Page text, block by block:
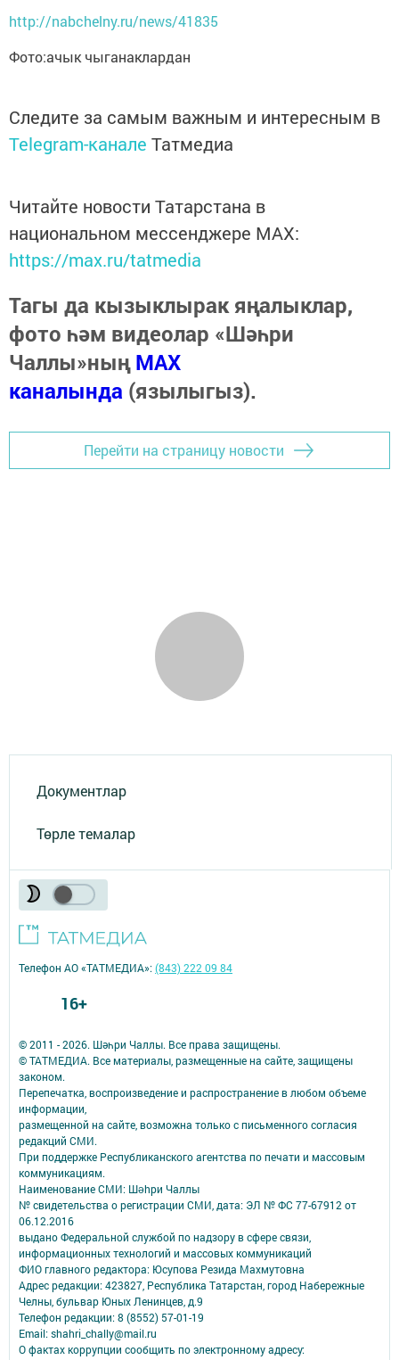
http://nabchelny.ru/news/41835
Фото:ачык чыганаклардан
Следите за самым важным и интересным в
Telegram-канале Татмедиа
Читайте новости Татарстана в
национальном мессенджере MАХ:
https://max.ru/tatmedia
Тагы да кызыклырак яңалыклар,
фото һәм видеолар «Шәһри
Чаллы»ныңMAX
каналында (язылыгыз).
Перейти на страницу новости
Документлар
Төрле темалар
© 2011 - 2026. Шәһри Чаллы. Все права защищены.
© ТАТМЕДИА. Все материалы, размещенные на сайте, защищены
законом.
Перепечатка, воспроизведение и распространение в любом объеме
информации,
размещенной на сайте, возможна только с письменного согласия
редакций СМИ.
При поддержке Республиканского агентства по печати и массовым
коммуникациям.
Наименование СМИ: Шəhри Чаллы
№ свидетельства о регистрации СМИ, дата: ЭЛ № ФС 77-67912 от
06.12.2016
выдано Федеральной службой по надзору в сфере связи,
информационных технологий и массовых коммуникаций
ФИО главного редактора: Юсупова Резида Махмутовна
Адрес редакции: 423827, Республика Татарстан, город Набережные
Челны, бульвар Юных Ленинцев, д.9
Телефон редакции: 8 (8552) 57-01-19
Email: shahri_chally@mail.ru
О фактах коррупции сообщить по электронному адресу:
Телефон АО «ТАТМЕДИА»:(843) 222 09 84
16+